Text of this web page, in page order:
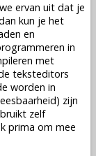
ervan uit dat je
kun je het
en
in
met
teksteditors
worden in
zijn
zelf
prima om mee